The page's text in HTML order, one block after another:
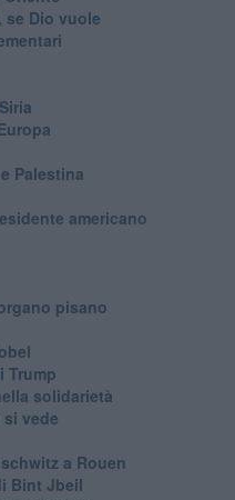
se Dio vuole
Palestina
americano
pisano
Trump
solidarietà
vede
a Rouen
Bint Jbeil